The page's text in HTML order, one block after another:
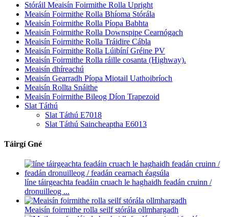
Stóráil Meaisín Foirmithe Rolla Upright
Meaisín Foirmithe Rolla Bhíoma Stórála
Meaisín Foirmithe Rolla Píopa Babhta
Meaisín Foirmithe Rolla Downspipe Cearnógach
Meaisín Foirmithe Rolla Tráidire Cábla
Meaisín Foirmithe Rolla Lúibíní Gréine PV
Meaisín Foirmithe Rolla ráille cosanta (Highway).
Meaisín dhíreachú
Meaisín Gearradh Píopa Miotail Uathoibríoch
Meaisín Rollta Snáithe
Meaisín Foirmithe Bileog Díon Trapezoid
Slat Táthú
Slat Táthú E7018
Slat Táthú Saincheaptha E6013
Táirgí Gné
líne táirgeachta feadáin cruach le haghaidh feadán cruinn /
dronuilleog ...
Meaisín foirmithe rolla seilf stórála ollmhargadh